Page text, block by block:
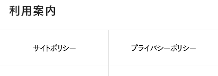
利用案内
サイトポリシー プライバシーポリシー